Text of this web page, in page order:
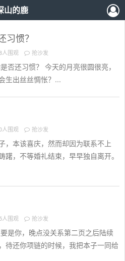
山的鹿
习惯？
人围观 抢沙发
否还习惯？ 今天的月亮很圆很亮，
生出丝丝惆怅？...
人围观 抢沙发
，本该喜庆，然而却因为联系不上
，不等婚礼结束，早早独自离开。
人围观 抢沙发
是你，晚点没关系第二页之后陆续
待还你项链的时候，我把本子一同给